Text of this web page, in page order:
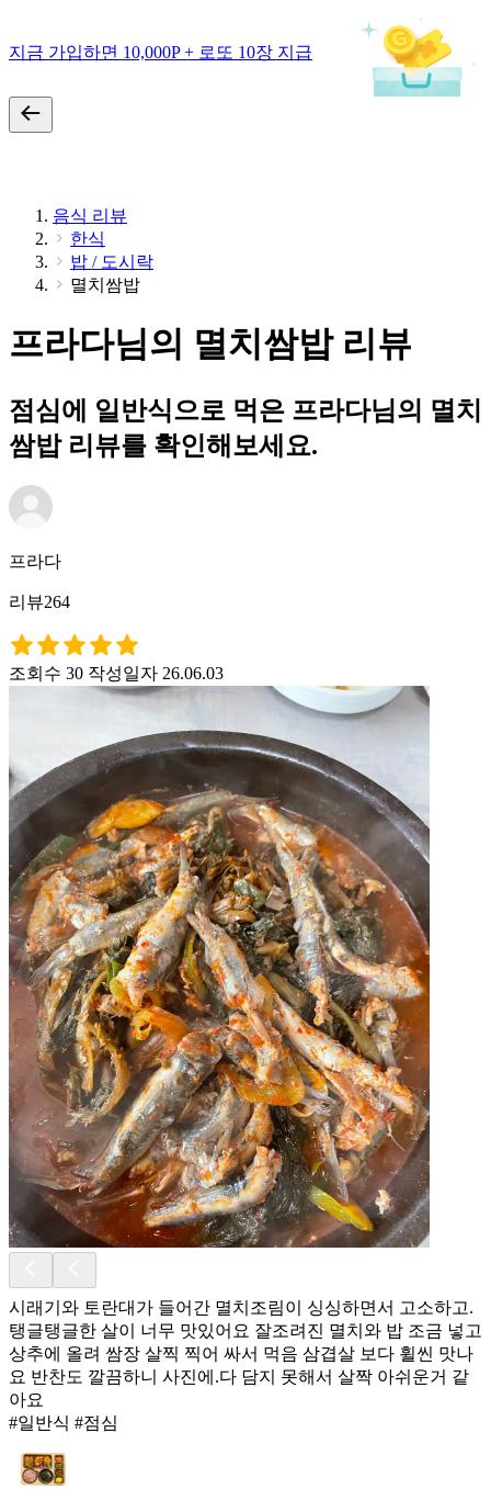
지금 가입하면 10,000P + 로또 10장 지급
음식 리뷰
한식
밥 / 도시락
멸치쌈밥
프라다님의 멸치쌈밥 리뷰
점심에 일반식으로 먹은 프라다님의 멸치
쌈밥 리뷰를 확인해보세요.
프라다
리뷰264
조회수 30 작성일자 26.06.03
시래기와 토란대가 들어간 멸치조림이 싱싱하면서 고소하고.
탱글탱글한 살이 너무 맛있어요 잘조려진 멸치와 밥 조금 넣고
상추에 올려 쌈장 살찍 찍어 싸서 먹음 삼겹살 보다 휠씬 맛나
요 반찬도 깔끔하니 사진에.다 담지 못해서 살짝 아쉬운거 같
아요
#일반식 #점심